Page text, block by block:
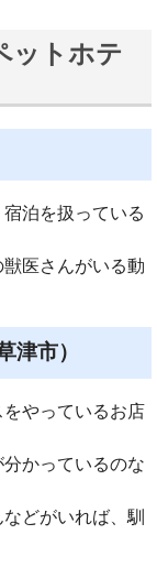
ットホテ
泊を扱っている
医さんがいる動
津市）
やっているお店
かっているのな
どがいれば、馴